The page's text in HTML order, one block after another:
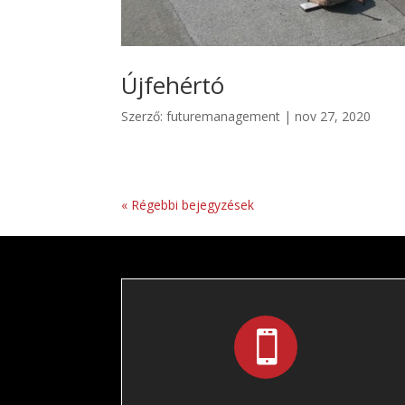
Újfehértó
Szerző:futuremanagement |nov 27, 2020
« Régebbi bejegyzések
